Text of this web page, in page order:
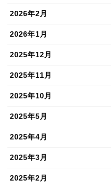
2026年2月
2026年1月
2025年12月
2025年11月
2025年10月
2025年5月
2025年4月
2025年3月
2025年2月